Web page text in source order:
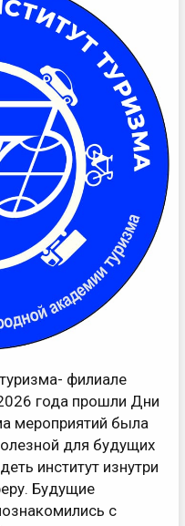
филиале
года прошли Дни
мероприятий была
для будущих
институт изнутри
Будущие
с